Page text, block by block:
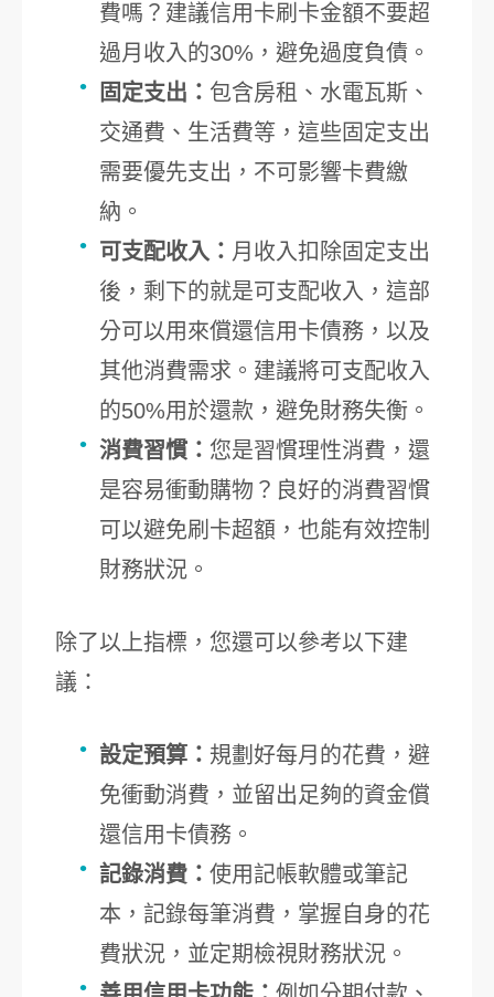
費嗎？建議信用卡刷卡金額不要超
過月收入的30%，避免過度負債。
固定支出： 包含房租、水電瓦斯、
交通費、生活費等，這些固定支出
需要優先支出，不可影響卡費繳
納。
可支配收入： 月收入扣除固定支出
後，剩下的就是可支配收入，這部
分可以用來償還信用卡債務，以及
其他消費需求。建議將可支配收入
的50%用於還款，避免財務失衡。
消費習慣： 您是習慣理性消費，還
是容易衝動購物？良好的消費習慣
可以避免刷卡超額，也能有效控制
財務狀況。
除了以上指標，您還可以參考以下建
議：
設定預算： 規劃好每月的花費，避
免衝動消費，並留出足夠的資金償
還信用卡債務。
記錄消費： 使用記帳軟體或筆記
本，記錄每筆消費，掌握自身的花
費狀況，並定期檢視財務狀況。